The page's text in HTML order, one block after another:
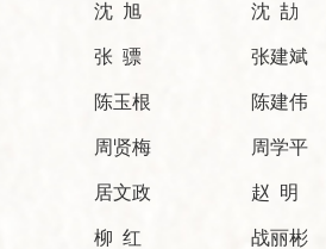
沈 旭 沈 劼
张 骠 张建斌
陈玉根 陈建伟
周贤梅 周学平
居文政 赵 明
柳 红 战丽彬